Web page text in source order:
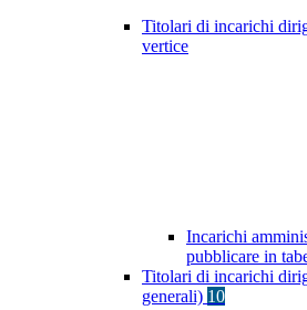
Titolari di incarichi
vertice
Incarichi
pubblicare in
Titolari di incarichi
generali) 10